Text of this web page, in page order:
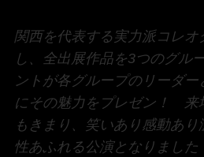
関西を代表する実力派コレオ
し、全出展作品を3つのグル
ントが各グループのリーダ
にその魅力をプレゼン！ 来
もきまり、笑いあり感動あ
性あふれる公演となりました